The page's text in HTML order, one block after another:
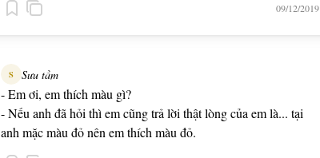
09/12/2019
S Sưu tầm
- Em ơi, em thích màu gì?
- Nếu anh đã hỏi thì em cũng trả lời thật lòng của em là... tại
anh mặc màu đỏ nên em thích màu đỏ.